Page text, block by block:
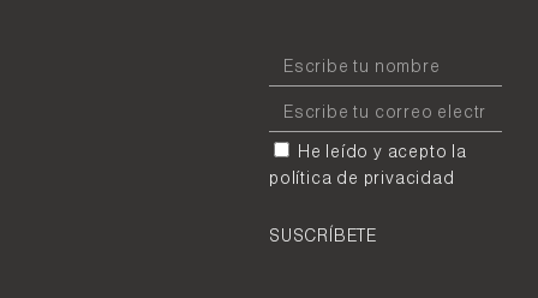
He leído y acepto la
política de privacidad
SUSCRÍBETE